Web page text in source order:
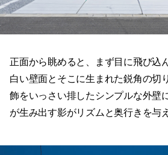
正面から眺めると、まず目に飛び込
白い壁面とそこに生まれた鋭角の切
飾をいっさい排したシンプルな外壁
が生み出す影がリズムと奥行きを与